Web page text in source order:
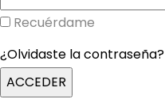
Recuérdame
¿Olvidaste la contraseña?